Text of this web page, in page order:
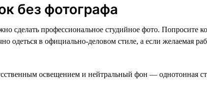
без фотографа
сделать профессиональное студийное фото. Попросите
одеться в официально-деловом стиле, а если желаемая
освещением и нейтральный фон — однотонная